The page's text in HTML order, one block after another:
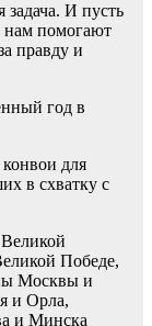
задача. И пусть
нам помогают
правду и
год в
для
в схватку с
Победе,
Москвы и
и Орла,
и Минска